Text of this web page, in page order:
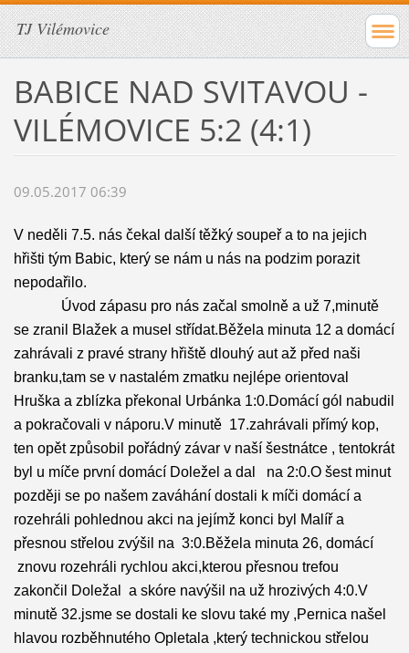
TJ Vilémovice
BABICE NAD SVITAVOU -
VILÉMOVICE 5:2 (4:1)
09.05.2017 06:39
V neděli 7.5. nás čekal další těžký soupeř a to na jejich
hřišti tým Babic, který se nám u nás na podzim porazit
nepodařilo.
Úvod zápasu pro nás začal smolně a už 7,minutě
se zranil Blažek a musel střídat.Běžela minuta 12 a domácí
zahrávali z pravé strany hřiště dlouhý aut až před naši
branku,tam se v nastalém zmatku nejlépe orientoval
Hruška a zblízka překonal Urbánka 1:0.Domácí gól nabudil
a pokračovali v náporu.V minutě 17.zahrávali přímý kop,
ten opět způsobil pořádný závar v naší šestnátce , tentokrát
byl u míče první domácí Doležel a dal na 2:0.O šest minut
později se po našem zaváhání dostali k míči domácí a
rozehráli pohlednou akci na jejímž konci byl Malíř a
přesnou střelou zvýšil na 3:0.Běžela minuta 26, domácí
znovu rozehráli rychlou akci,kterou přesnou trefou
zakončil Doležal a skóre navýšil na už hrozivých 4:0.V
minutě 32.jsme se dostali ke slovu také my ,Pernica našel
hlavou rozběhnutého Opletala ,který technickou střelou